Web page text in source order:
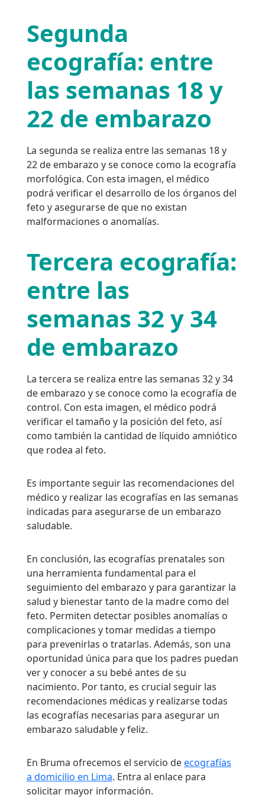
Segunda
ecografía: entre
las semanas 18 y
22 de embarazo
La segunda se realiza entre las semanas 18 y
22 de embarazo y se conoce como la ecografía
morfológica. Con esta imagen, el médico
podrá verificar el desarrollo de los órganos del
feto y asegurarse de que no existan
malformaciones o anomalías.
Tercera ecografía:
entre las
semanas 32 y 34
de embarazo
La tercera se realiza entre las semanas 32 y 34
de embarazo y se conoce como la ecografía de
control. Con esta imagen, el médico podrá
verificar el tamaño y la posición del feto, así
como también la cantidad de líquido amniótico
que rodea al feto.
Es importante seguir las recomendaciones del
médico y realizar las ecografías en las semanas
indicadas para asegurarse de un embarazo
saludable.
En conclusión, las ecografías prenatales son
una herramienta fundamental para el
seguimiento del embarazo y para garantizar la
salud y bienestar tanto de la madre como del
feto. Permiten detectar posibles anomalías o
complicaciones y tomar medidas a tiempo
para prevenirlas o tratarlas. Además, son una
oportunidad única para que los padres puedan
ver y conocer a su bebé antes de su
nacimiento. Por tanto, es crucial seguir las
recomendaciones médicas y realizarse todas
las ecografías necesarias para asegurar un
embarazo saludable y feliz.
En Bruma ofrecemos el servicio deecografías
a domicilio en Lima. Entra al enlace para
solicitar mayor información.